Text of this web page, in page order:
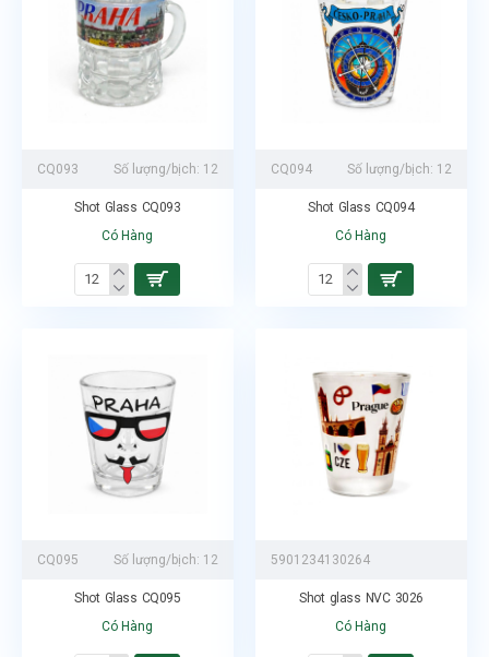
CQ093 Số lượng/bịch: 12
Shot Glass CQ093
Có Hàng
CQ094 Số lượng/bịch: 12
Shot Glass CQ094
Có Hàng
CQ095 Số lượng/bịch: 12
Shot Glass CQ095
Có Hàng
5901234130264
Shot glass NVC 3026
Có Hàng